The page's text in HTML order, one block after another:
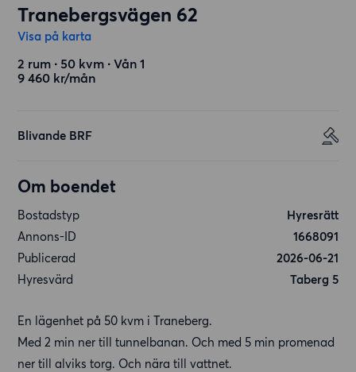
Tranebergsvägen 62
Visa på karta
2 rum ∙ 50 kvm ∙ Vån 1
9 460 kr/mån
Blivande BRF
Om boendet
Bostadstyp
Hyresrätt
Annons-ID
1668091
Publicerad
2026-06-21
Hyresvärd
Taberg 5
En lägenhet på 50 kvm i Traneberg.
Med 2 min ner till tunnelbanan. Och med 5 min promenad
ner till alviks torg. Och nära till vattnet.